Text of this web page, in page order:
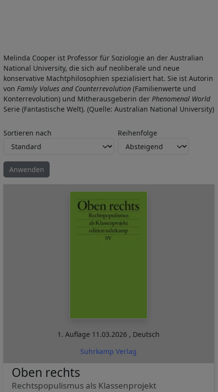
Melinda Cooper ist Professor für Soziologie an der Australian
National University, die sich auf neoliberale und neue
konservative Machtphilosophien spezialisiert hat. Sie ist Autorin
von Family Values and Counterrevolution (Familienwerte und
Konterrevolution) und Mitherausgeberin der Phenomenal World
Serie (Fantastische Welt). (Quelle: Australian National University)
Sortieren nach Reihenfolge
1. Auflage 11.03.2026 , Deutsch
Suhrkamp Verlag
Oben rechts
Rechtspopulismus als Klassenprojekt